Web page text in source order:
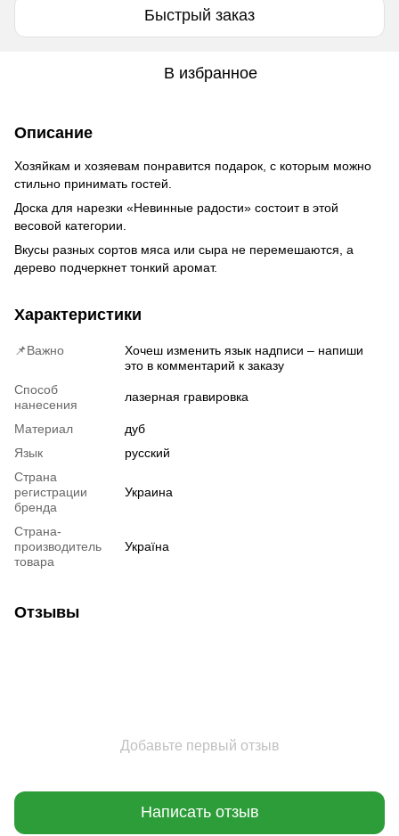
Быстрый заказ
В избранное
Описание
Хозяйкам и хозяевам понравится подарок, с которым можно
стильно принимать гостей.
Доска для нарезки «Невинные радости» состоит в этой
весовой категории.
Вкусы разных сортов мяса или сыра не перемешаются, а
дерево подчеркнет тонкий аромат.
Характеристики
📌Важно
Хочеш изменить язык надписи – напиши
это в комментарий к заказу
Способ
нанесения
лазерная гравировка
Материал
дуб
Язык
русский
Страна
регистрации
бренда
Украина
Страна-
производитель
товара
Україна
Отзывы
Добавьте первый отзыв
Написать отзыв